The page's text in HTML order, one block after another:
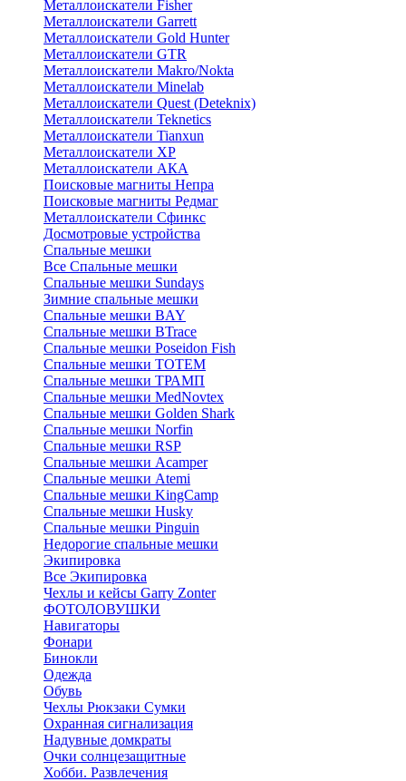
Металлоискатели Fisher
Металлоискатели Garrett
Металлоискатели Gold Hunter
Металлоискатели GTR
Металлоискатели Makro/Nokta
Металлоискатели Minelab
Металлоискатели Quest (Deteknix)
Металлоискатели Teknetics
Металлоискатели Tianxun
Металлоискатели XP
Металлоискатели АКА
Поисковые магниты Непра
Поисковые магниты Редмаг
Металлоискатели Сфинкс
Досмотровые устройства
Спальные мешки
Все Спальные мешки
Спальные мешки Sundays
Зимние спальные мешки
Спальные мешки BAY
Спальные мешки BTrace
Спальные мешки Poseidon Fish
Спальные мешки ТОТЕМ
Спальные мешки ТРАМП
Cпальные мешки MedNovtex
Спальные мешки Golden Shark
Спальные мешки Norfin
Спальные мешки RSP
Спальные мешки Acamper
Спальные мешки Atemi
Спальные мешки KingCamp
Спальные мешки Husky
Спальные мешки Pinguin
Недорогие спальные мешки
Экипировка
Все Экипировка
Чехлы и кейсы Garry Zonter
ФОТОЛОВУШКИ
Навигаторы
Фонари
Бинокли
Одежда
Обувь
Чехлы Рюкзаки Сумки
Охранная сигнализация
Надувные домкраты
Очки солнцезащитные
Хобби. Развлечения